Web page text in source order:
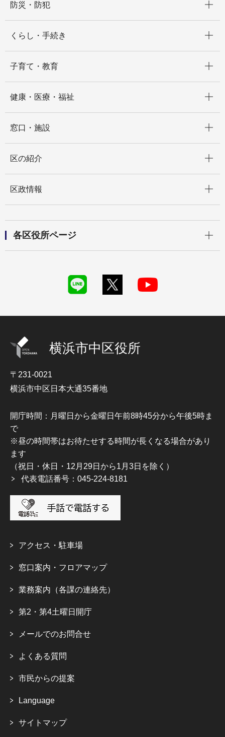
防災・防犯
くらし・手続き
子育て・教育
健康・医療・福祉
窓口・施設
区の紹介
区政情報
各区役所ページ
横浜市中区役所
〒231-0021
横浜市中区日本大通35番地
開庁時間：月曜日から金曜日午前8時45分から午後5時ま
で
※昼の時間帯はお待たせする時間が長くなる場合があり
ます
（祝日・休日・12月29日から1月3日を除く）
代表電話番号：045-224-8181
アクセス・駐車場
窓口案内・フロアマップ
業務案内（各課の連絡先）
第2・第4土曜日開庁
メールでのお問合せ
よくある質問
市民からの提案
Language
サイトマップ